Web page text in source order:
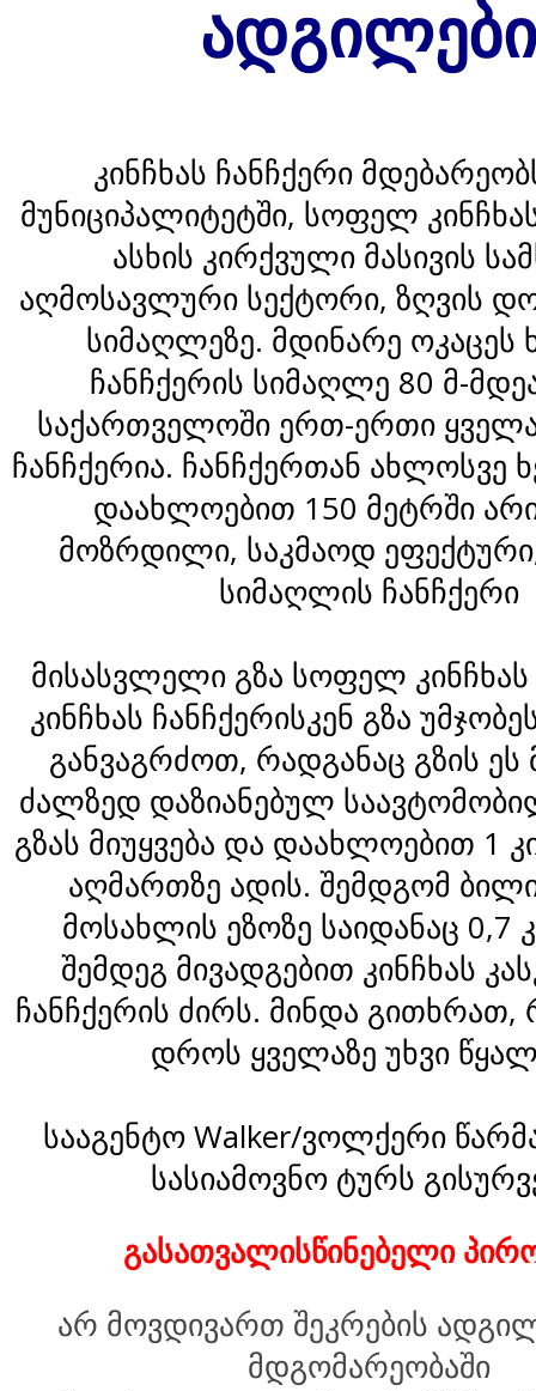
ადგილები
კინჩხას ჩანჩქერი
მუნიციპალიტეტში, სოფელ
ასხის კირქვული მასივის
აღმოსავლური სექტორი, ზღვის
სიმაღლეზე. მდინარე ოკაცეს
ჩანჩქერის სიმაღლე 80 მ-
საქართველოში ერთ-ერთი
ჩანჩქერია. ჩანჩქერთან ახლოსვე
დაახლოებით 150 მეტრში
მოზრდილი, საკმაოდ
სიმაღლის ჩანჩქერი
მისასვლელი გზა სოფელ
კინჩხას ჩანჩქერისკენ გზა
განვაგრძოთ, რადგანაც გზის ეს
ძალზედ დაზიანებულ
გზას მიუყვება და დაახლოებით 1
აღმართზე ადის. შემდგომ
მოსახლის ეზოზე საიდანაც 0,7
შემდეგ მივადგებით კინჩხას
ჩანჩქერის ძირს. მინდა
დროს ყველაზე უხვი
სააგენტო Walker/ვოლქერი
სასიამოვნო ტურს
გასათვალისწინებელი
არ მოვდივართ შეკრების
მდგომარეობაში